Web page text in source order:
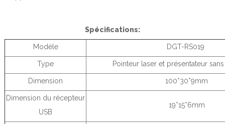
Spécifications:
Modèle DGT-RS019
Type Pointeur laser et présentateur
Dimension 100*30*9mm
Dimension du récepteur
USB
19*15*6mm